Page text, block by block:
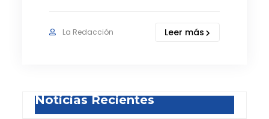
La Redacción Leer más
Noticias Recientes